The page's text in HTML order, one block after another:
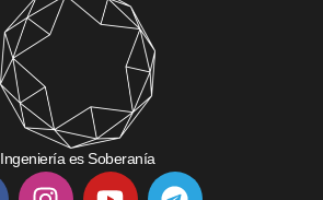
Ingeniería es Soberanía